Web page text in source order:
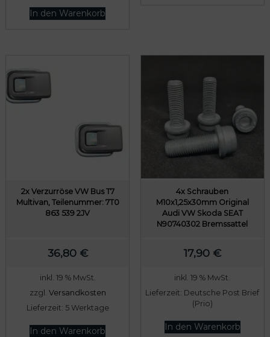
In den Warenkorb
2x Verzurröse VW Bus T7
Multivan, Teilenummer: 7T0
863 539 2JV
36,80 €
inkl. 19 % MwSt.
zzgl. Versandkosten
Lieferzeit: 5 Werktage
In den Warenkorb
4x Schrauben
M10x1,25x30mm Original
Audi VW Skoda SEAT
N90740302 Bremssattel
17,90 €
inkl. 19 % MwSt.
Lieferzeit: Deutsche Post Brief
(Prio)
In den Warenkorb